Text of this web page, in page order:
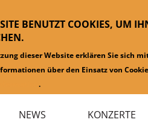
BENUTZT COOKIES, UM
dieser Website erklären Sie sich
über den Einsatz von
.
NEWS KONZERTE